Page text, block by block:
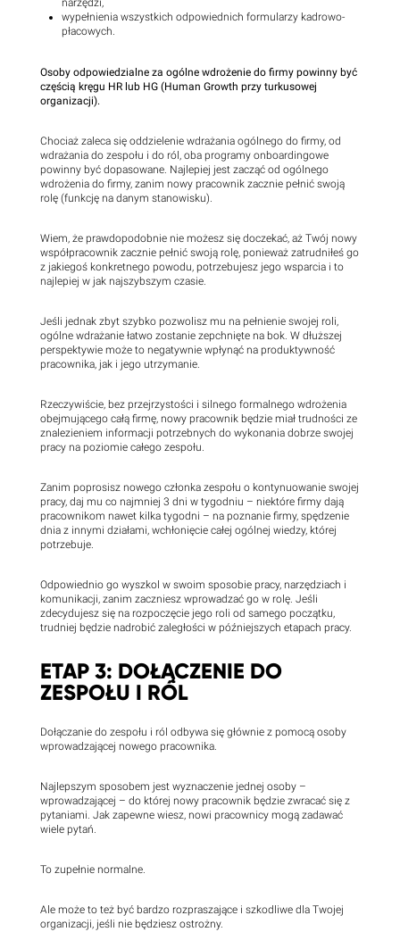
wypełnienia wszystkich odpowiednich formularzy kadrowo-
płacowych.
Osoby odpowiedzialne za ogólne wdrożenie do firmy powinny być
częścią kręgu HR lub HG (Human Growth przy turkusowej
organizacji).
Chociaż zaleca się oddzielenie wdrażania ogólnego do firmy, od
wdrażania do zespołu i do ról, oba programy onboardingowe
powinny być dopasowane. Najlepiej jest zacząć od ogólnego
wdrożenia do firmy, zanim nowy pracownik zacznie pełnić swoją
rolę (funkcję na danym stanowisku).
Wiem, że prawdopodobnie nie możesz się doczekać, aż Twój nowy
współpracownik zacznie pełnić swoją rolę, ponieważ zatrudniłeś go
z jakiegoś konkretnego powodu, potrzebujesz jego wsparcia i to
najlepiej w jak najszybszym czasie.
Jeśli jednak zbyt szybko pozwolisz mu na pełnienie swojej roli,
ogólne wdrażanie łatwo zostanie zepchnięte na bok. W dłuższej
perspektywie może to negatywnie wpłynąć na produktywność
pracownika, jak i jego utrzymanie.
Rzeczywiście, bez przejrzystości i silnego formalnego wdrożenia
obejmującego całą firmę, nowy pracownik będzie miał trudności ze
znalezieniem informacji potrzebnych do wykonania dobrze swojej
pracy na poziomie całego zespołu.
Zanim poprosisz nowego członka zespołu o kontynuowanie swojej
pracy, daj mu co najmniej 3 dni w tygodniu – niektóre firmy dają
pracownikom nawet kilka tygodni – na poznanie firmy, spędzenie
dnia z innymi działami, wchłonięcie całej ogólnej wiedzy, której
potrzebuje.
Odpowiednio go wyszkol w swoim sposobie pracy, narzędziach i
komunikacji, zanim zaczniesz wprowadzać go w rolę. Jeśli
zdecydujesz się na rozpoczęcie jego roli od samego początku,
trudniej będzie nadrobić zaległości w późniejszych etapach pracy.
ETAP 3: DOŁĄCZENIE DO
ZESPOŁU I RÓL
Dołączanie do zespołu i ról odbywa się głównie z pomocą osoby
wprowadzającej nowego pracownika.
Najlepszym sposobem jest wyznaczenie jednej osoby –
wprowadzającej – do której nowy pracownik będzie zwracać się z
pytaniami. Jak zapewne wiesz, nowi pracownicy mogą zadawać
wiele pytań.
To zupełnie normalne.
Ale może to też być bardzo rozpraszające i szkodliwe dla Twojej
organizacji, jeśli nie będziesz ostrożny.